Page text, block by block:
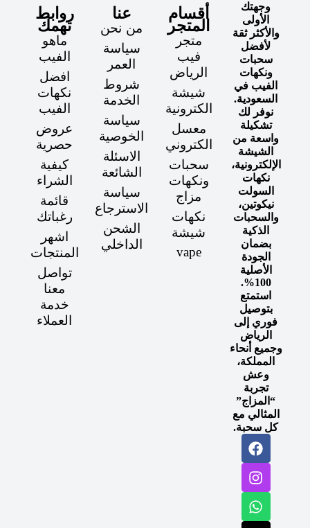
وجهتك
الأولى
والأكثر ثقة
لأفضل
سحبات
ونكهات
الفيب في
السعودية.
نوفر لك
تشكيلة
واسعة من
الشيشة
الإلكترونية،
نكهات
السولت
نيكوتين،
والسحبات
الذكية
بضمان
الجودة
الأصلية
100%.
استمتع
بتوصيل
فوري إلى
الرياض
وجميع أنحاء
المملكة،
وعش
تجربة
“المزاج”
المثالي مع
كل سحبة.
أقسام
المتجر
متجر
فيب
الرياض
شيشة
الكترونية
معسل
الكتروني
سحبات
ونكهات
مزاج
نكهات
شيشة
vape
عنا
من نحن
سياسة
العمر
شروط
الخدمة
سياسة
الخوصية
الاسئلة
الشائعة
سياسة
الاسترجاع
الشحن
الداخلي
روابط
تهمك
ماهو
الفيب
افضل
نكهات
الفيب
عروض
حصرية
كيفية
الشراء
قائمة
رغباتك
اشهر
المنتجات
تواصل
معنا
خدمة
العملاء